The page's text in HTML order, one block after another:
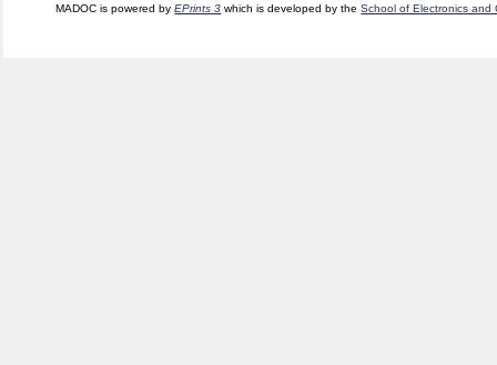
MADOC is powered byEPrints 3 which is developed by theSchool of Electronics and